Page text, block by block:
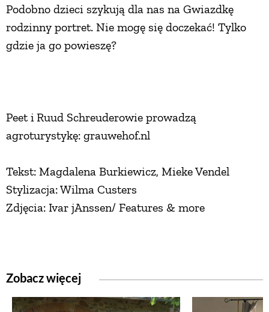
Podobno dzieci szykują dla nas na Gwiazdkę
rodzinny portret. Nie mogę się doczekać! Tylko
gdzie ja go powieszę?
Peet i Ruud Schreuderowie prowadzą
agroturystykę: grauwehof.nl
Tekst: Magdalena Burkiewicz, Mieke Vendel
Stylizacja: Wilma Custers
Zdjęcia: Ivar jAnssen/ Features & more
Zobacz więcej